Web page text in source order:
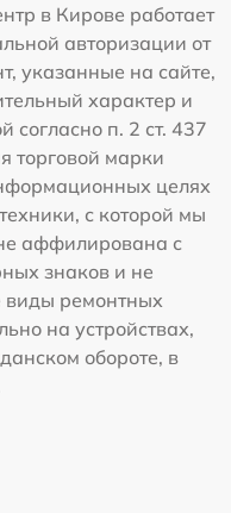
в Кирове работает
авторизации от
указанные на сайте,
характер и
согласно п. 2 ст. 437
торговой марки
целях
с которой мы
аффилирована с
знаков и не
виды ремонтных
на устройствах,
обороте, в